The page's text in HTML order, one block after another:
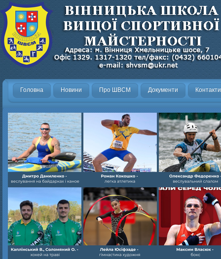
Головна Новини Про ШВСМ Документи Контакти